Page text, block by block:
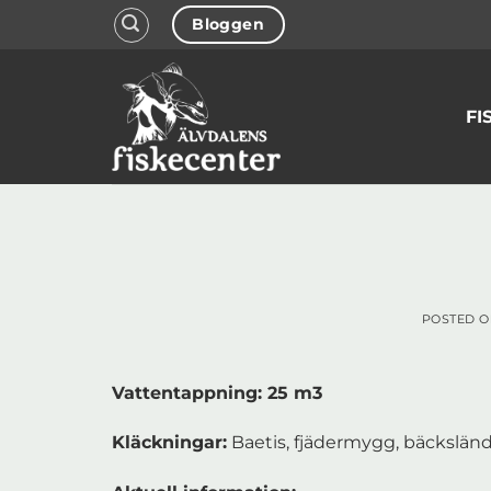
Bloggen
POSTED
Vattentappning: 25 m3
Kläckningar: Baetis, fjädermygg,